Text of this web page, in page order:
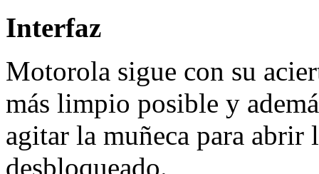
Interfaz
Motorola sigue con su
más limpio posible y
agitar la muñeca para abrir
desbloqueado.